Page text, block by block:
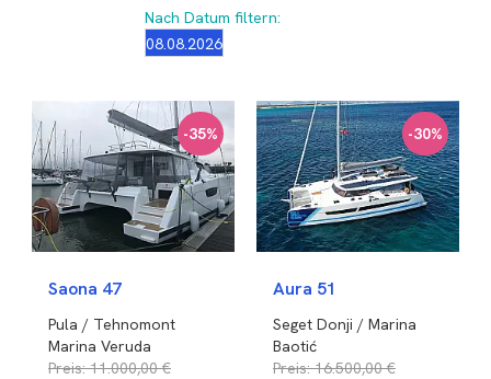
Nach Datum filtern:
-35%
Saona 47
Pula / Tehnomont
Marina Veruda
Kroatien
Preis:11.000,00 €
-30%
Aura 51
Seget Donji / Marina
Baotić
Kroatien
Preis:16.500,00 €